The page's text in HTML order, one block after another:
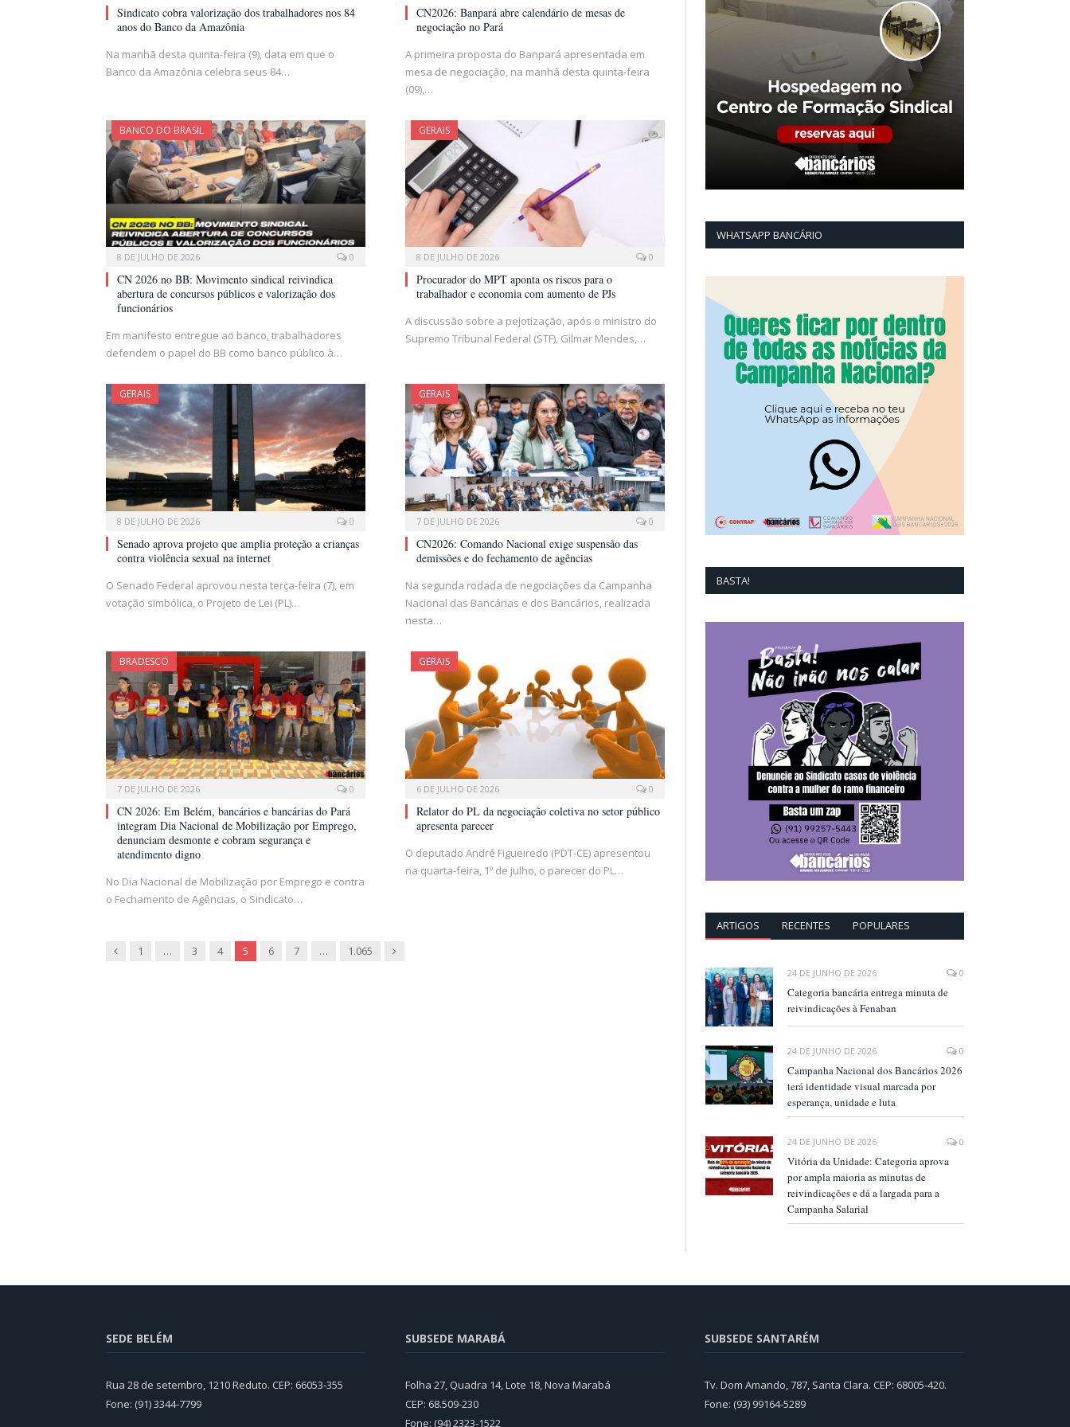
Sindicato cobra valorização dos trabalhadores nos 84
anos do Banco da Amazônia
Na manhã desta quinta-feira (9), data em que o
Banco da Amazônia celebra seus 84…
CN2026: Banpará abre calendário de mesas de
negociação no Pará
A primeira proposta do Banpará apresentada em
mesa de negociação, na manhã desta quinta-feira
(09),…
BANCO DO BRASIL
8 DE JULHO DE 2026 0
CN 2026 no BB: Movimento sindical reivindica
abertura de concursos públicos e valorização dos
funcionários
Em manifesto entregue ao banco, trabalhadores
defendem o papel do BB como banco público à…
GERAIS
8 DE JULHO DE 2026 0
Procurador do MPT aponta os riscos para o
trabalhador e economia com aumento de PJs
A discussão sobre a pejotização, após o ministro do
Supremo Tribunal Federal (STF), Gilmar Mendes,…
GERAIS
8 DE JULHO DE 2026 0
Senado aprova projeto que amplia proteção a crianças
contra violência sexual na internet
O Senado Federal aprovou nesta terça-feira (7), em
votação simbólica, o Projeto de Lei (PL)…
GERAIS
7 DE JULHO DE 2026 0
CN2026: Comando Nacional exige suspensão das
demissões e do fechamento de agências
Na segunda rodada de negociações da Campanha
Nacional das Bancárias e dos Bancários, realizada
nesta…
BRADESCO
7 DE JULHO DE 2026 0
CN 2026: Em Belém, bancários e bancárias do Pará
integram Dia Nacional de Mobilização por Emprego,
denunciam desmonte e cobram segurança e
atendimento digno
No Dia Nacional de Mobilização por Emprego e contra
o Fechamento de Agências, o Sindicato…
GERAIS
6 DE JULHO DE 2026 0
Relator do PL da negociação coletiva no setor público
apresenta parecer
O deputado André Figueiredo (PDT-CE) apresentou
na quarta-feira, 1º de julho, o parecer do PL…
Previous
1 … 3 4 5 6 7 … 1.065 Next
WHATSAPP BANCÁRIO
BASTA!
ARTIGOS RECENTES POPULARES
24 DE JUNHO DE 2026 0
Categoria bancária entrega minuta de
reivindicações à Fenaban
24 DE JUNHO DE 2026 0
Campanha Nacional dos Bancários 2026
terá identidade visual marcada por
esperança, unidade e luta
24 DE JUNHO DE 2026 0
Vitória da Unidade: Categoria aprova
por ampla maioria as minutas de
reivindicações e dá a largada para a
Campanha Salarial
SEDE BELÉM
Rua 28 de setembro, 1210 Reduto. CEP: 66053-355
Fone: (91) 3344-7799
SUBSEDE MARABÁ
Folha 27, Quadra 14, Lote 18, Nova Marabá
CEP: 68.509-230
Fone: (94) 2323-1522
SUBSEDE SANTARÉM
Tv. Dom Amando, 787, Santa Clara. CEP: 68005-420.
Fone: (93) 99164-5289